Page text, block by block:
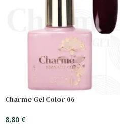
Charme Gel Color 06
8,80 €